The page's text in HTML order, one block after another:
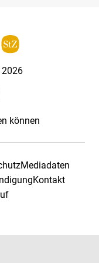
können
Mediadaten
Kontakt